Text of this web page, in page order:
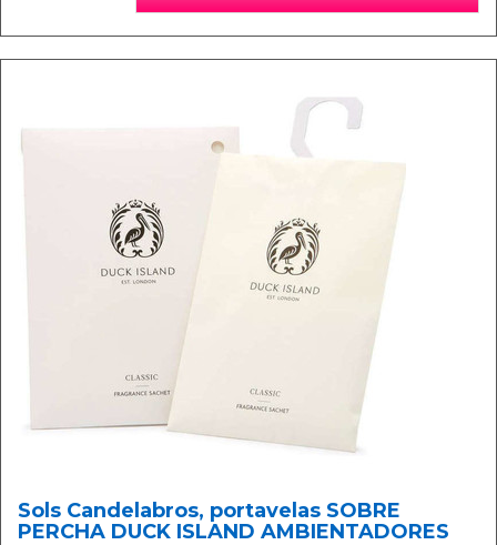
Sols Candelabros, portavelas SOBRE
PERCHA DUCK ISLAND AMBIENTADORES